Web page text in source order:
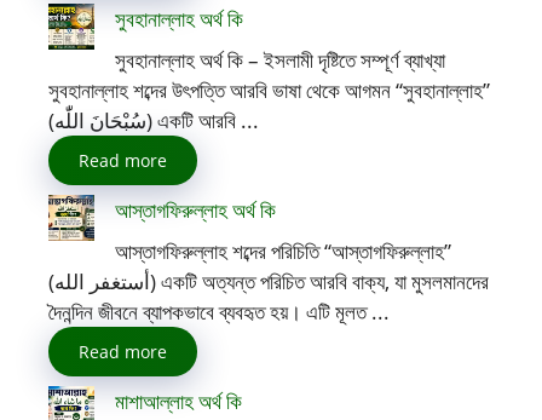
সুবহানাল্লাহ অর্থ কি
সুবহানাল্লাহ অর্থ কি – ইসলামী দৃষ্টিতে সম্পূর্ণ ব্যাখ্যা
সুবহানাল্লাহ শব্দের উৎপত্তি আরবি ভাষা থেকে আগমন “সুবহানাল্লাহ”
(سُبْحَانَ اللّٰه) একটি আরবি ...
Read more
আস্তাগফিরুল্লাহ অর্থ কি
আস্তাগফিরুল্লাহ শব্দের পরিচিতি “আস্তাগফিরুল্লাহ”
(أستغفر الله) একটি অত্যন্ত পরিচিত আরবি বাক্য, যা মুসলমানদের
দৈনন্দিন জীবনে ব্যাপকভাবে ব্যবহৃত হয়। এটি মূলত ...
Read more
মাশাআল্লাহ অর্থ কি